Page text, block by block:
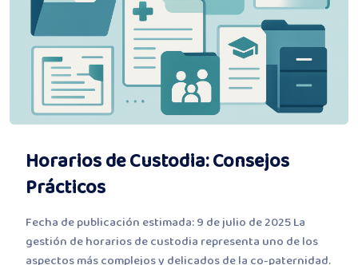
Horarios de Custodia: Consejos
Prácticos
Fecha de publicación estimada: 9 de julio de 2025 La
gestión de horarios de custodia representa uno de los